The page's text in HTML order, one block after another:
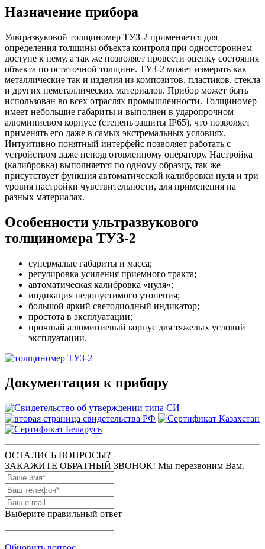
Назначение прибора
Ультразвуковой толщиномер ТУЗ-2 применяется для
определения толщины объекта контроля при одностороннем
доступе к нему, а так же позволяет провести оценку состояния
объекта по остаточной толщине. ТУЗ-2 может измерять как
металлические так и изделия из композитов, пластиков, стекла
и других неметаллических материалов. Прибор может быть
использован во всех отраслях промышленности. Толщиномер
имеет небольшие габариты и выполнен в ударопрочном
алюминиевом корпусе (степень защиты IP65), что позволяет
применять его даже в самых экстремальных условиях.
Интуитивно понятный интерфейс позволяет работать с
устройством даже неподготовленному оператору. Настройка
(калибровка) выполняется по одному образцу, так же
присутствует функция автоматической калибровки нуля и три
уровня настройки чувствительности, для применения на
разных материалах.
Особенности ультразвукового
толщиномера ТУЗ-2
супермалые габариты и масса;
регулировка усиления приемного тракта;
автоматическая калибровка «нуля»;
индикация недопустимого утонения;
большой яркий светодиодный индикатор;
простота в эксплуатации;
прочный алюминиевый корпус для тяжелых условий
эксплуатации.
Документация к прибору
ОСТАЛИСЬ ВОПРОСЫ?
ЗАКАЖИТЕ ОБРАТНЫЙ ЗВОНОК! Мы перезвоним Вам.
Выберите правильный ответ